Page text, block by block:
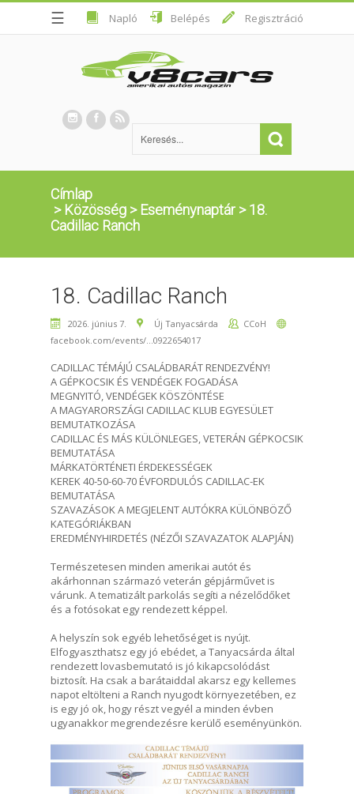
☰ Napló Belépés Regisztráció
Címlap
> Közösség > Eseménynaptár >18.
Cadillac Ranch
18. Cadillac Ranch
2026. június 7. Új Tanyacsárda
CCoH
facebook.com/events/...0922654017
CADILLAC TÉMÁJÚ CSALÁDBARÁT RENDEZVÉNY!
A GÉPKOCSIK ÉS VENDÉGEK FOGADÁSA
MEGNYITÓ, VENDÉGEK KÖSZÖNTÉSE
A MAGYARORSZÁGI CADILLAC KLUB EGYESÜLET
BEMUTATKOZÁSA
CADILLAC ÉS MÁS KÜLÖNLEGES, VETERÁN GÉPKOCSIK
BEMUTATÁSA
MÁRKATÖRTÉNETI ÉRDEKESSÉGEK
KEREK 40-50-60-70 ÉVFORDULÓS CADILLAC-EK
BEMUTATÁSA
SZAVAZÁSOK A MEGJELENT AUTÓKRA KÜLÖNBÖZŐ
KATEGÓRIÁKBAN
EREDMÉNYHIRDETÉS (NÉZŐI SZAVAZATOK ALAPJÁN)
Természetesen minden amerikai autót és
akárhonnan származó veterán gépjárművet is
várunk. A tematizált parkolás segíti a nézelődőket
és a fotósokat egy rendezett képpel.
A helyszín sok egyéb lehetőséget is nyújt.
Elfogyaszthatsz egy jó ebédet, a Tanyacsárda által
rendezett lovasbemutató is jó kikapcsolódást
biztosít. Ha csak a barátaiddal akarsz egy kellemes
napot eltölteni a Ranch nyugodt környezetében, ez
is egy jó ok, hogy részt vegyél a minden évben
ugyanakkor megrendezésre kerülő eseményünkön.